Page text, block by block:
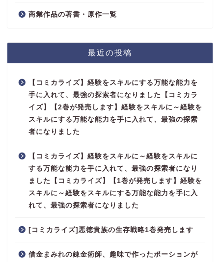
商業作品の著書・原作一覧
最近の投稿
【コミカライズ】経験をスキルにする万能な能力を
手に入れて、最強の探索者になりました【コミカラ
イズ】【2巻が発売します】経験をスキルに～経験を
スキルにする万能な能力を手に入れて、最強の探索
者になりました
【コミカライズ】経験をスキルに～経験をスキルに
する万能な能力を手に入れて、最強の探索者になり
ました【コミカライズ】【1巻が発売します】経験を
スキルに～経験をスキルにする万能な能力を手に入
れて、最強の探索者になりました
[コミカライズ]悪徳貴族の生存戦略1巻発売します
借金まみれの錬金術師、趣味で作ったポーションが